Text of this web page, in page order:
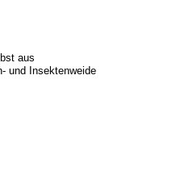
aus
und Insektenweide